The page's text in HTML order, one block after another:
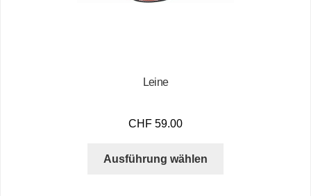
Leine
CHF 59.00
Ausführung wählen